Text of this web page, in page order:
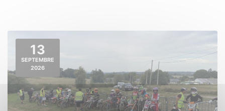
13
SEPTEMBRE
2026